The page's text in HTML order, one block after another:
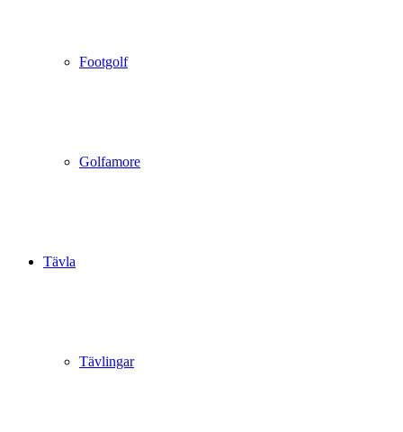
Footgolf
Golfamore
Tävla
Tävlingar